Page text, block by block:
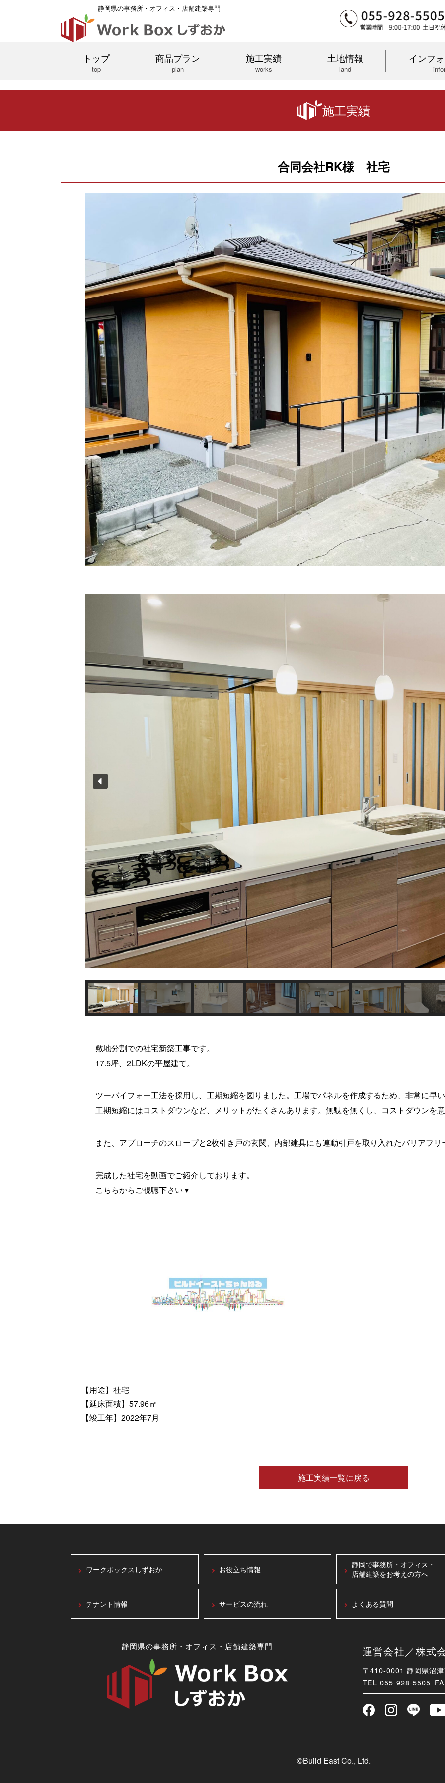
静岡県の事務所・オフィス・店舗建築専門
トップ
top
商品プラン
plan
施工実績
works
土地情報
land
インフ
施工実績
合同会社RK様 社宅
敷地分割での社宅新築工事です。
17.5坪、2LDKの平屋建て。
ツーバイフォー工法を採用し、工期短縮を図りました。工場でパネルを作成するため、非常に早い
工期短縮にはコストダウンなど、メリットがたくさんあります。無駄を無くし、コストダウンを意
また、アプローチのスロープと2枚引き戸の玄関、内部建具にも連動引戸を取り入れたバリアフリ
完成した社宅を動画でご紹介しております。
こちらからご視聴下さい▼
【用途】社宅
【延床面積】57.96㎡
【竣工年】2022年7月
施工実績一覧に戻る
ワークボックスしずおか お役立ち情報
静岡で事務所・オフィス・
店舗建築をお考えの方へ
テナント情報 サービスの流れ よくある質問
静岡県の事務所・オフィス・店舗建築専門 運営会社／株式
〒410-0001 静岡県沼
TEL 055-928-5505
©Build East Co., Ltd.